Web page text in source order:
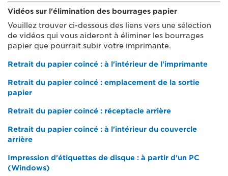
Vidéos sur l'élimination des bourrages papier
Veuillez trouver ci-dessous des liens vers une sélection
de vidéos qui vous aideront à éliminer les bourrages
papier que pourrait subir votre imprimante.
Retrait du papier coincé : à l'intérieur de l'imprimante
Retrait du papier coincé : emplacement de la sortie
papier
Retrait du papier coincé : réceptacle arrière
Retrait du papier coincé : à l'intérieur du couvercle
arrière
Impression d'étiquettes de disque : à partir d'un PC
(Windows)